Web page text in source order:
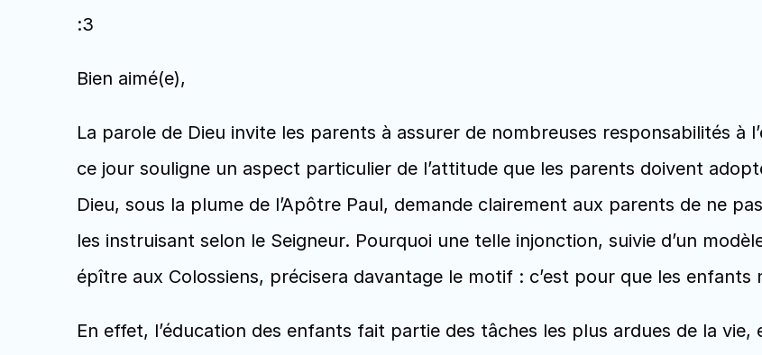
:3
Bien aimé(e),
La parole de Dieu invite les parents à assurer de nombreuses responsabilités à
ce jour souligne un aspect particulier de l’attitude que les parents doivent
Dieu, sous la plume de l’Apôtre Paul, demande clairement aux parents de ne
les instruisant selon le Seigneur. Pourquoi une telle injonction, suivie d’un
épître aux Colossiens, précisera davantage le motif : c’est pour que les enfants
En effet, l’éducation des enfants fait partie des tâches les plus ardues de la